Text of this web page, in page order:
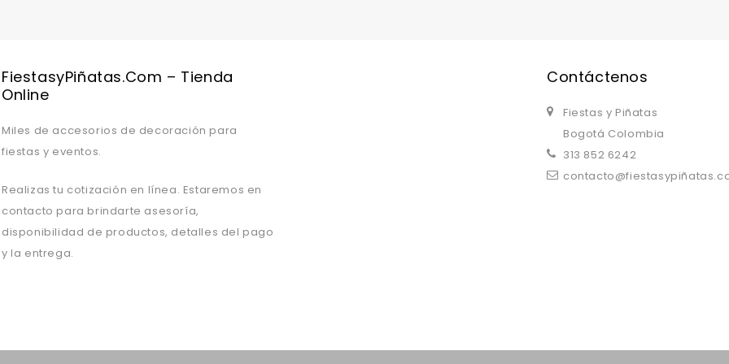
FiestasyPiñatas.com – Tienda
Online
Miles de accesorios de decoración para
fiestas y eventos.
Realizas tu cotización en línea. Estaremos en
contacto para brindarte asesoría,
disponibilidad de productos, detalles del pago
y la entrega.
Contáctenos
Fiestas y Piñatas
Bogotá Colombia
313 852 6242